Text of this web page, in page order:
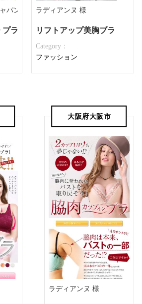
パン 様
プラスⅡ フィット
ラディアンヌ 様
リフトアップ美胸ブラ
Category：
ファッション
大阪府大阪市
ラディアンヌ 様